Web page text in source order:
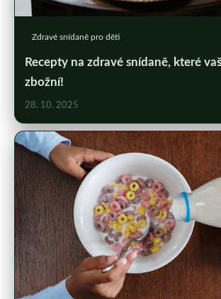
Zdravé snídaně pro děti
Recepty na zdravé snídaně, které
zbožní!
28. 10. 2025